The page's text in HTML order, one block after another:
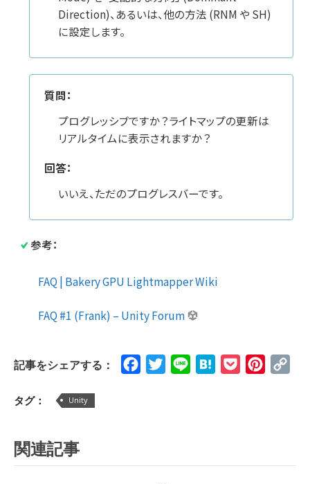
Direction)、あるいは、他の方法 (RNM や SH)
に設定します。
質問：
プログレッシブですか？ライトマップの更新は
リアルタイムに表示されますか？
回答：
いいえ、ただのプログレスバーです。
参考：
FAQ | Bakery GPU Lightmapper Wiki
FAQ #1 (Frank) – Unity Forum
記事をシェアする： FacebookTwitterLine HatenaPocket
タグ： Unity
関連記事